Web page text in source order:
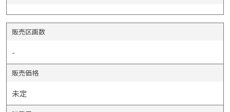
販売区画数
-
販売価格
未定